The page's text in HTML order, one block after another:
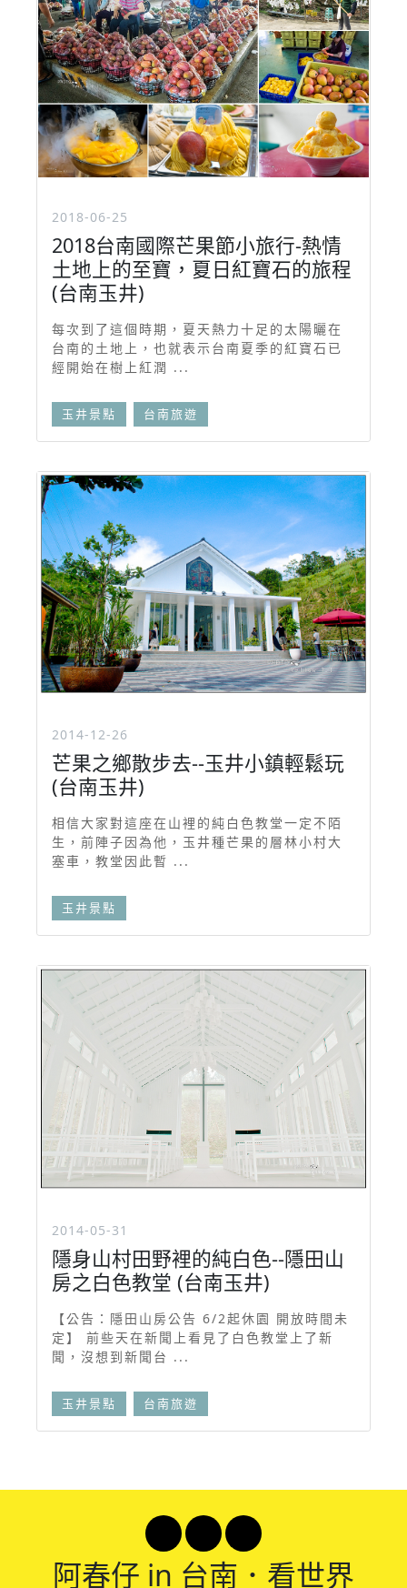
2018-06-25
2018台南國際芒果節小旅行-熱情
土地上的至寶，夏日紅寶石的旅程
(台南玉井)
每次到了這個時期，夏天熱力十足的太陽曬在
台南的土地上，也就表示台南夏季的紅寶石已
經開始在樹上紅潤 ...
玉井景點 台南旅遊
2014-12-26
芒果之鄉散步去--玉井小鎮輕鬆玩
(台南玉井)
相信大家對這座在山裡的純白色教堂一定不陌
生，前陣子因為他，玉井種芒果的層林小村大
塞車，教堂因此暫 ...
玉井景點
2014-05-31
隱身山村田野裡的純白色--隱田山
房之白色教堂 (台南玉井)
【公告：隱田山房公告 6/2起休園 開放時間未
定】 前些天在新聞上看見了白色教堂上了新
聞，沒想到新聞台 ...
玉井景點 台南旅遊
阿春仔 in 台南．看世界